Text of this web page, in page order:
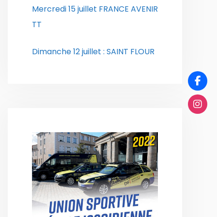
Mercredi 15 juillet FRANCE AVENIR
TT
Dimanche 12 juillet : SAINT FLOUR